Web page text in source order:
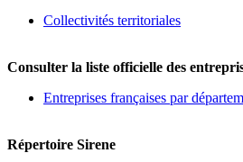
Collectivités territoriales
Consulter la liste officielle des
Entreprises françaises par
Répertoire Sirene